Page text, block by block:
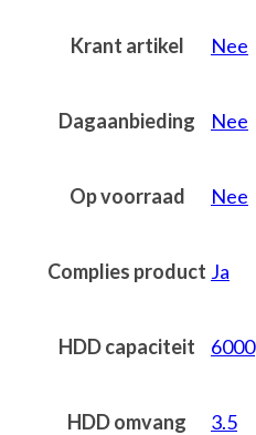
Krant artikel Nee
Dagaanbieding Nee
Op voorraad Nee
Complies product Ja
HDD capaciteit 6000
HDD omvang 3.5